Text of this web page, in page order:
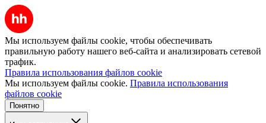
Мы используем файлы cookie, чтобы обеспечивать
правильную работу нашего веб-сайта и анализировать сетевой
трафик.
Правила использования файлов cookie
Мы используем файлы cookie. Правила использования
файлов cookie
Понятно